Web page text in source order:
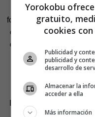
Fundada en 2006 por
forma parte de Next
contenido más
de Hong Kong y publica
Magazine. “Lai
visual en los medios
Entrevistamos a Huang
Yorokobu
gratuito,
cookies
Publicidad y
publicidad y
desarrollo de
Almacenar la
acceder a ella
Más información